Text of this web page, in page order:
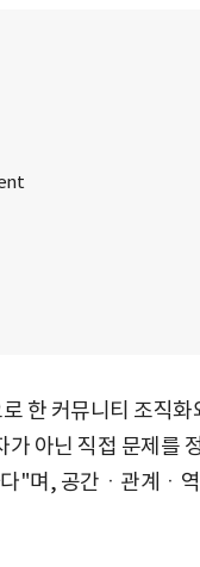
한 커뮤니티 조직화
아닌 직접 문제를
"며, 공간ㆍ관계ㆍ